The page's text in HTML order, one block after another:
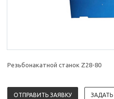
Резьбонакатной станок Z28-80
ОТПРАВИТЬ ЗАЯВКУ